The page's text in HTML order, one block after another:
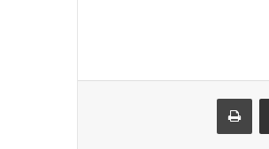
مشاركة عبر البريد طباعة